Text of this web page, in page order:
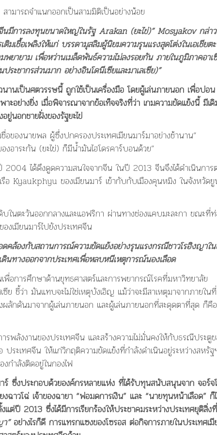
ามารถจำแนกออกเป็นสามมิติเป็นอย่างน้อย
นมีการลงทุนขนาดใหญ่ในรัฐArakan(ยะไข่)”Mosyakovกล่าว
มเชื้อเพลิงให้แก่ บรรดามุสลิมผู้นิยมความรุนแรงสุดโต่งในเอเชียต
ยายาม เพื่อหว่านเมล็ดพันธ์ความไม่ลงรอยกัน ภายในภูมิภาคอาเ
ระชากรส่วนมาก อย่างอินโดนีเซียและมาเลเซีย)”
นเป็นศตวรรษนี้ ถูกใช้เป็นเครื่องมือ โดยผู้เล่นภายนอก เพื่อบ่อน
าะอย่างยิ่ง เมื่อพิจารณาจากข้อเท็จจริงที่ว่า เกมความขัดแย้งนี้ มีเ
นอกชายฝั่งของรัฐยะไข่
องนายพล ผู้ซึ่งปกครองประเทศเมียนมาร์มาอย่างช้านาน”
าระกัน (ยะไข่) ก็มีน้ำมันไฮโดรคาร์บอนด้วย”
ได้ดึงดูดความสนใจจากจีน ในปี 2013 จีนจึงได้ดำเนินการ
อ Kyaukphyu ของเมียนมาร์ เข้ากับกับเมืองคุนหมิง ในจังหวัด
ในตะวันออกกลางและแอฟริกา ผ่านทางช่องแคบมะละกา ขณะที่
งเมียนมาร์ไปยังประเทศจีน
คล้องกับสถานการณ์ความขัดแย้งอย่างรุนแรงกรณีชาวโรฮิงญาใ
นทางออกจากประเทศเพื่อหลบหนีเหตุการณ์นองเลือด
การศึกษาด้านยุทธศาสตร์และการพยากรณ์โรคที่มหาวิทยาลัย
ชี้ว่า มันแทบจะไม่ใช่เหตุบังเอิญ แม้ว่าจะมีสาเหตุมาจากภายใน
ลักดันมาจากผู้เล่นภายนอก และผู้เล่นภายนอกที่สะดุดตาที่สุด ก็คือ
รพลังงานของประเทศจีน และสร้างความไม่มั่นคงให้กับธรณีประตู
ะเทศจีน ให้แก่วิกฤติความขัดแย้งที่กำลังดำเนินอยู่ระหว่างสหรัฐ
กำลังติดอยู่ในกองไฟ
ร์ ซึ่งประกอบด้วยองค์กรหลายแห่ง ที่ได้รับทุนสนับสนุนจาก จอร์จ
าวโฉ่ เจ้าของฉายา “พ่อมดการเงิน” และ “นายทุนหน้าเลือด” ก็
ต่ปี 2013 ซึ่งได้มีการเรียกร้องให้ประชาคมระหว่างประเทศยุติสิ่งที่
”อย่างไรก็ดี การแทรกแซงของโซรอส ต่อกิจการภายในประเทศเมี